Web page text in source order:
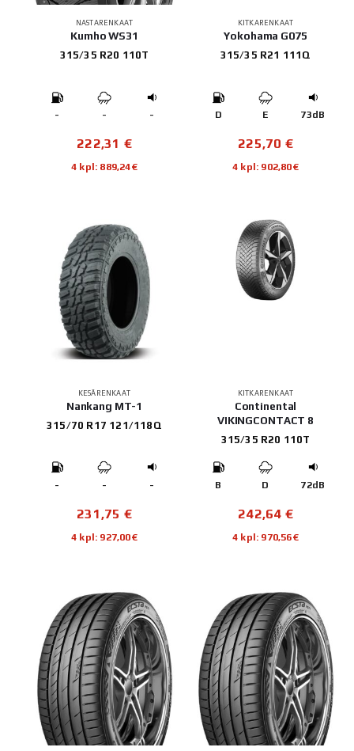
NASTARENKAAT
Kumho WS31
315/35 R20 110T
- - -
222,31 €
4 kpl: 889,24€
KITKARENKAAT
Yokohama G075
315/35 R21 111Q
D E 73dB
225,70 €
4 kpl: 902,80€
KESÄRENKAAT
Nankang MT-1
315/70 R17 121/118Q
- - -
231,75 €
4 kpl: 927,00€
KITKARENKAAT
Continental
VIKINGCONTACT 8
315/35 R20 110T
B D 72dB
242,64 €
4 kpl: 970,56€